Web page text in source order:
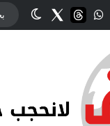
‫TikTokواتسابthreads
Twitter